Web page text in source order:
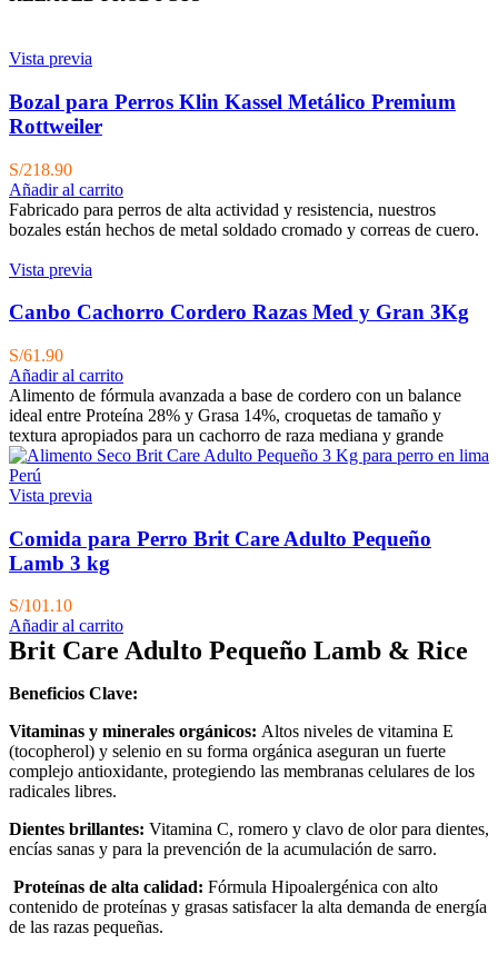
Vista previa
Bozal para Perros Klin Kassel Metálico Premium
Rottweiler
S/218.90
Añadir al carrito
Fabricado para perros de alta actividad y resistencia, nuestros
bozales están hechos de metal soldado cromado y correas de cuero.
Vista previa
Canbo Cachorro Cordero Razas Med y Gran 3Kg
S/61.90
Añadir al carrito
Alimento de fórmula avanzada a base de cordero con un balance
ideal entre Proteína 28% y Grasa 14%, croquetas de tamaño y
textura apropiados para un cachorro de raza mediana y grande
Vista previa
Comida para Perro Brit Care Adulto Pequeño
Lamb 3 kg
S/101.10
Añadir al carrito
Brit Care Adulto Pequeño Lamb & Rice
Beneficios Clave:
Vitaminas y minerales orgánicos: Altos niveles de vitamina E
(tocopherol) y selenio en su forma orgánica aseguran un fuerte
complejo antioxidante, protegiendo las membranas celulares de los
radicales libres.
Dientes brillantes: Vitamina C, romero y clavo de olor para dientes,
encías sanas y para la prevención de la acumulación de sarro.
Proteínas de alta calidad: Fórmula Hipoalergénica con alto
contenido de proteínas y grasas satisfacer la alta demanda de energía
de las razas pequeñas.